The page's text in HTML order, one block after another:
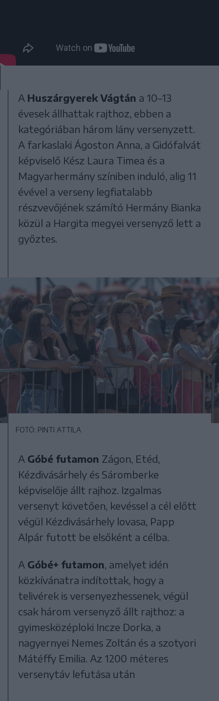
A Huszárgyerek Vágtán a 10–13
évesek állhattak rajthoz, ebben a
kategóriában három lány versenyzett.
A farkaslaki Ágoston Anna, a Gidófalvát
képviselő Kész Laura Timea és a
Magyarhermány színiben induló, alig 11
évével a verseny legfiatalabb
részvevőjének számító Hermány Bianka
közül a Hargita megyei versenyző lett a
győztes.
FOTÓ: PINTI ATTILA
A Góbé futamon Zágon, Etéd,
Kézdivásárhely és Sáromberke
képviselője állt rajhoz. Izgalmas
versenyt követően, kevéssel a cél előtt
végül Kézdivásárhely lovasa, Papp
Alpár futott be elsőként a célba.
A Góbé+ futamon, amelyet idén
közkívánatra indítottak, hogy a
telivérek is versenyezhessenek, végül
csak három versenyző állt rajthoz: a
gyimesközéploki Incze Dorka, a
nagyernyei Nemes Zoltán és a szotyori
Mátéffy Emilia. Az 1200 méteres
versenytáv lefutása után